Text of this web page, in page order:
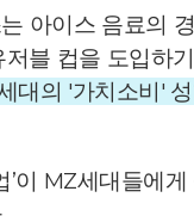
아이스 음료의
저블 컵을 도입하
대의 '가치소비'
’이 MZ세대들에